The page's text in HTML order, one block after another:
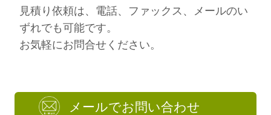
見積り依頼は、電話、ファックス、メールのい
ずれでも可能です。
お気軽にお問合せください。
メールでお問い合わせ